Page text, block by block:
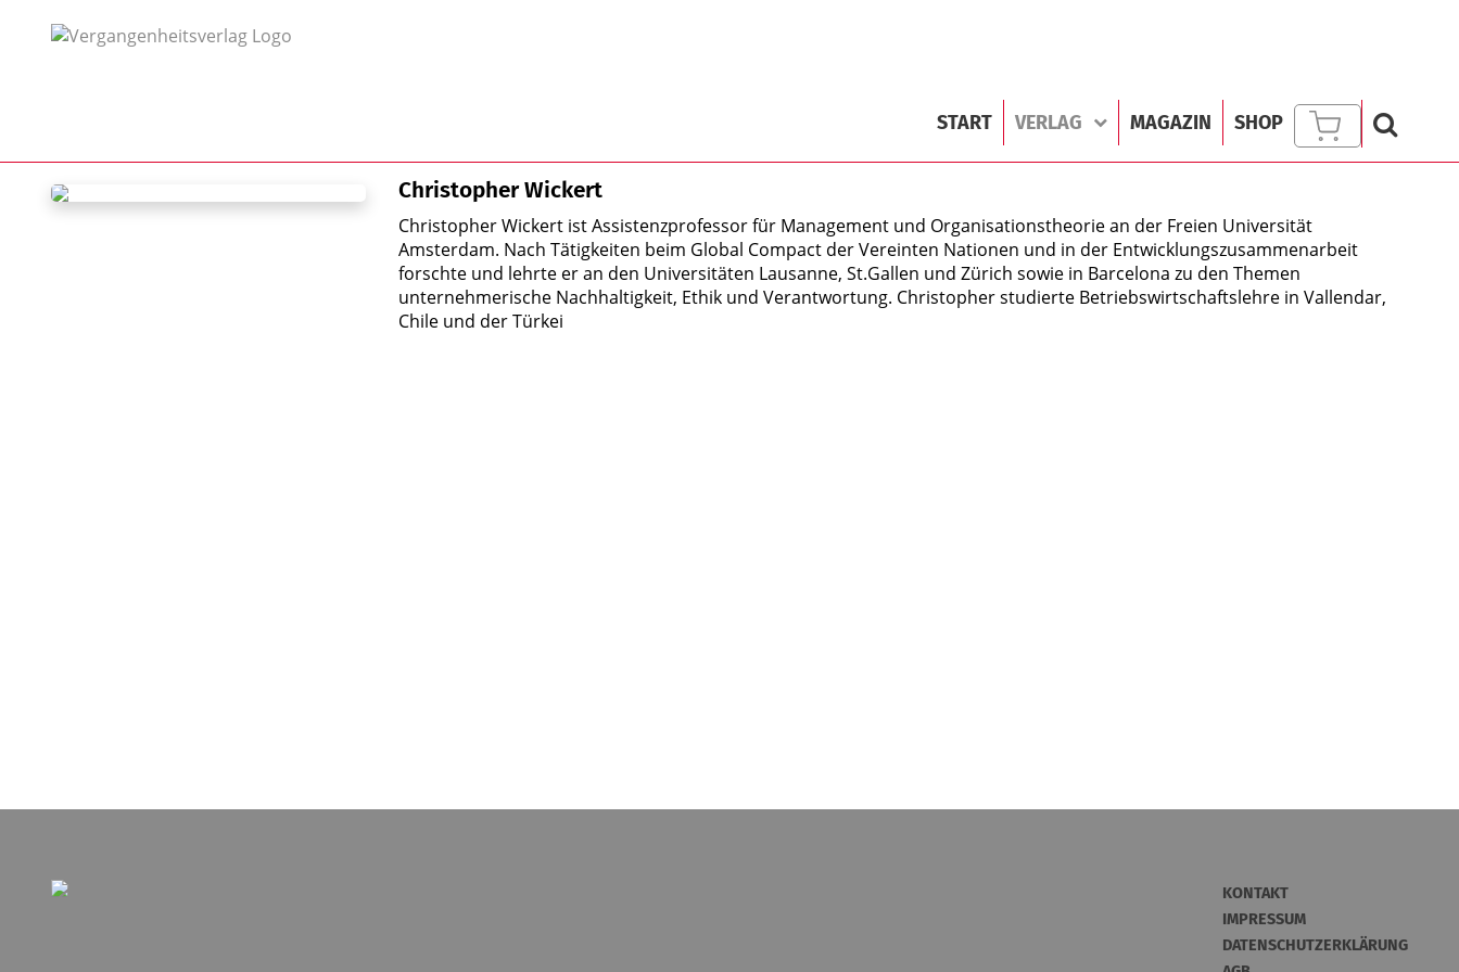
START VERLAG MAGAZIN SHOP
Christopher Wickert
Christopher Wickert ist Assistenzprofessor für Management und Organisationstheorie an der Freien Universität
Amsterdam. Nach Tätigkeiten beim Global Compact der Vereinten Nationen und in der Entwicklungszusammenarbeit
forschte und lehrte er an den Universitäten Lausanne, St.Gallen und Zürich sowie in Barcelona zu den Themen
unternehmerische Nachhaltigkeit, Ethik und Verantwortung. Christopher studierte Betriebswirtschaftslehre in Vallendar,
Chile und der Türkei
KONTAKT
IMPRESSUM
DATENSCHUTZERKLÄRUNG